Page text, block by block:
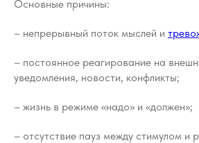
Основные причины:
– непрерывный поток мыслей и
– постоянное реагирование на
уведомления, новости, конфликты;
– жизнь в режиме «надо» и «должен»;
– отсутствие пауз между стимулом и